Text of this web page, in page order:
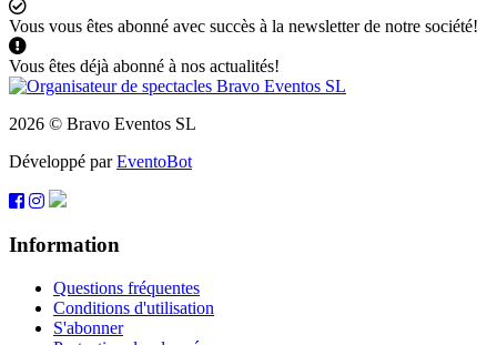
Vous vous êtes abonné avec succès à la newsletter de notre société!
Vous êtes déjà abonné à nos actualités!
2026 © Bravo Eventos SL
Développé parEventoBot
Information
Questions fréquentes
Conditions d'utilisation
S'abonner